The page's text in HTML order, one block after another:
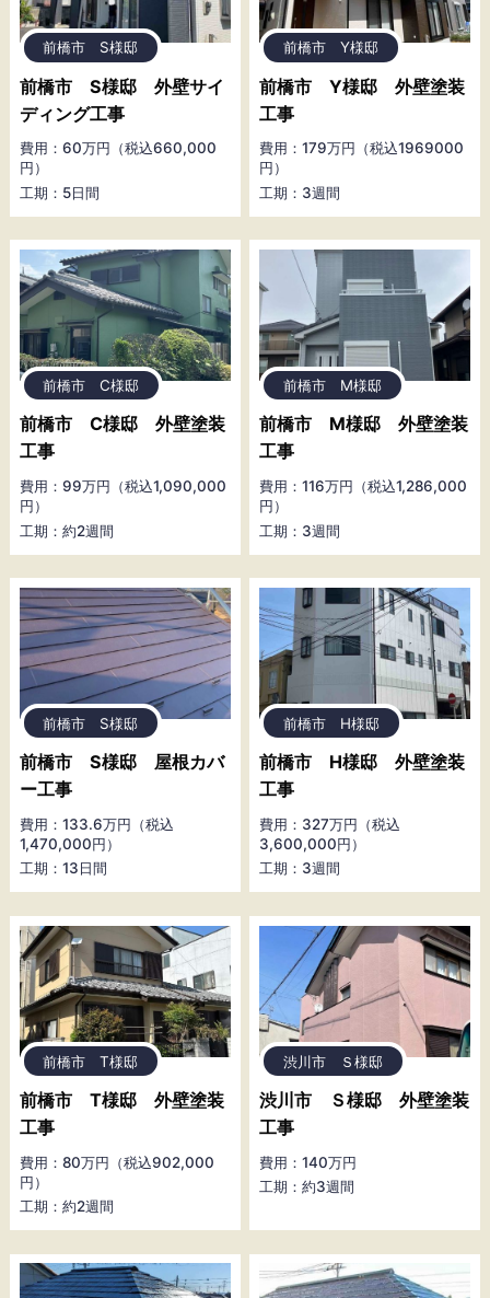
前橋市 S様邸
前橋市 S様邸 外壁サイ
ディング工事
費用：60万円（税込660,000
円）
工期：5日間
前橋市 Y様邸
前橋市 Y様邸 外壁塗装
工事
費用：179万円（税込1969000
円）
工期：3週間
前橋市 C様邸
前橋市 C様邸 外壁塗装
工事
費用：99万円（税込1,090,000
円）
工期：約2週間
前橋市 M様邸
前橋市 M様邸 外壁塗装
工事
費用：116万円（税込1,286,000
円）
工期：3週間
前橋市 S様邸
前橋市 S様邸 屋根カバ
ー工事
費用：133.6万円（税込
1,470,000円）
工期：13日間
前橋市 H様邸
前橋市 H様邸 外壁塗装
工事
費用：327万円（税込
3,600,000円）
工期：3週間
前橋市 T様邸
前橋市 T様邸 外壁塗装
工事
費用：80万円（税込902,000
円）
工期：約2週間
渋川市 Ｓ様邸
渋川市 Ｓ様邸 外壁塗装
工事
費用：140万円
工期：約3週間